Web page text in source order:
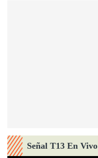
Señal T13 En Vivo